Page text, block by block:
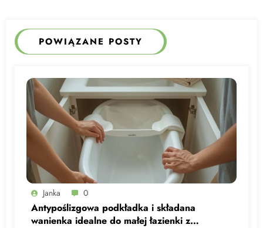
POWIĄZANE POSTY
Janka 0
Antypoślizgowa podkładka i składana
wanienka idealne do małej łazienki z